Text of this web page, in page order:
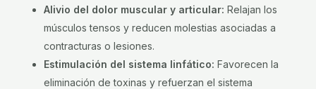
Alivio del dolor muscular y articular: Relajan los
músculos tensos y reducen molestias asociadas a
contracturas o lesiones.
Estimulación del sistema linfático: Favorecen la
eliminación de toxinas y refuerzan el sistema